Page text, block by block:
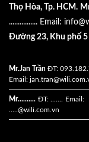
Thọ Hòa, Tp. HCM.
................ Email:
Đường 23, Khu phố 5
Mr.Jan Trần ĐT:
Email:
Mr.......... ĐT: ....... Email:
.....@wili.com.vn